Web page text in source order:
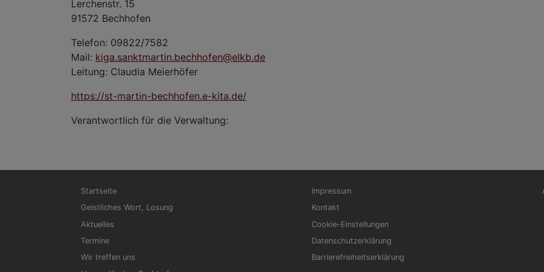
Lerchenstr. 15
91572 Bechhofen
Telefon: 09822/7582
Mail: kiga.sanktmartin.bechhofen@elkb.de
Leitung: Claudia Meierhöfer
https://st-martin-bechhofen.e-kita.de/
Verantwortlich für die Verwaltung:
Hauptnavigation
Startseite
Geistliches Wort, Losung
Aktuelles
Termine
Wir treffen uns
Fußbereichsmenü
Impressum
Kontakt
Cookie-Einstellungen
Datenschutzerklärung
Barrierefreiheitserklärung